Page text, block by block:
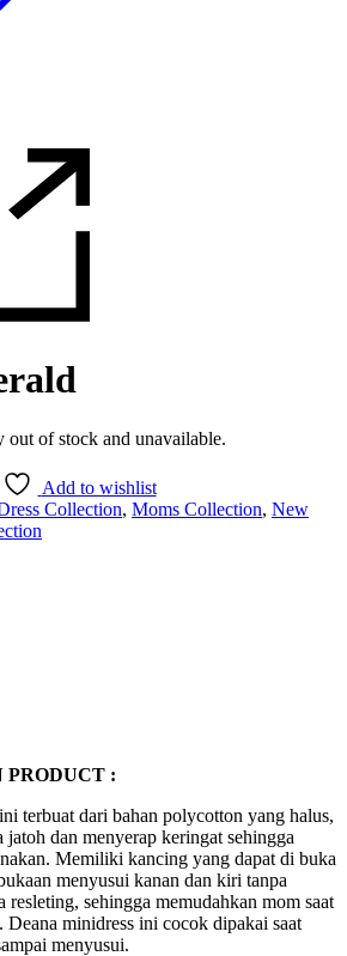
of stock and unavailable.
Add to wishlist
Collection, Moms Collection, New
PRODUCT :
terbuat dari bahan polycotton yang halus,
jatoh dan menyerap keringat sehingga
Memiliki kancing yang dapat di buka
menyusui kanan dan kiri tanpa
resleting, sehingga memudahkan mom saat
Deana minidress ini cocok dipakai saat
menyusui.